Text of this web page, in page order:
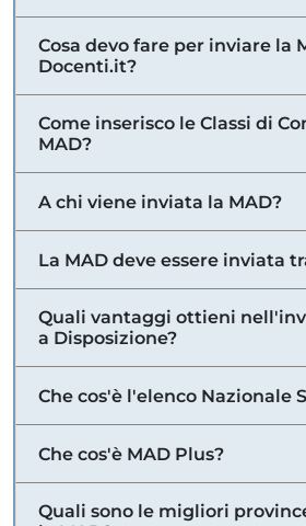
Cosa devo fare per inviare la
Docenti.it?
Come inserisco le Classi di
MAD?
A chi viene inviata la MAD?
La MAD deve essere inviata
Quali vantaggi ottieni
a Disposizione?
Che cos'è l'elenco Nazionale
Che cos'è MAD Plus?
Quali sono le migliori